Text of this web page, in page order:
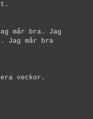
mår bra. Jag
Jag mår bra
veckor.